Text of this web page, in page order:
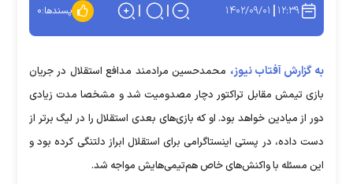
۱۲:۳۹ ۱۴۰۲/۰۹/۰۱ پسندها:۰
به گزارش آفتاب نیوز، محمدحسین مرادمند مدافع استقلال در جریان
بازی تیمش مقابل تراکتور دچار مصدومیت شد و مشخصا مدت زیادی
دور از میادین خواهد بود. او که بازی‌های بعدی استقلال را در لیگ برتر از
دست داده، در پستی اینستاگرامی برای استقلال ابراز دلتنگی کرده بود و
این مسئله با واکنش‌های خاص هم‌تیمی‌هایش مواجه شد.